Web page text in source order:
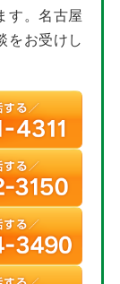
す。名古屋
をお受けし